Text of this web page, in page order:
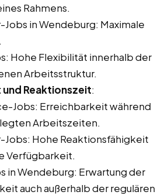
Rahmens.
Jobs in Wendeburg: Maximale
Hohe Flexibilität innerhalb der
Arbeitsstruktur.
Reaktionszeit:
Jobs: Erreichbarkeit während
Arbeitszeiten.
Jobs: Hohe Reaktionsfähigkeit
Verfügbarkeit.
in Wendeburg: Erwartung der
auch außerhalb der regulären